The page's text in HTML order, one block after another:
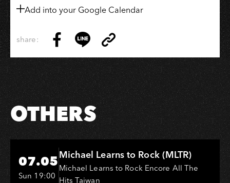
演
Add into your Google Calendar
share:
on
Facebook
on
LINE
Link
Copy
Link
OTHERS
Hi-Ing Music Hall
07.05
Sun 19:00
Michael Learns to Rock (MLTR)
Michael Learns to Rock Encore All The
Hits Taiwan